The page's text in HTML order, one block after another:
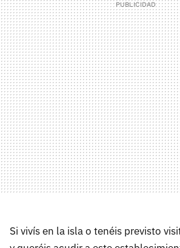
Si vivís en la isla o tenéis previsto